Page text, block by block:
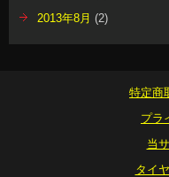
2013年8月 (2)
特定商
プラ
当
タイ